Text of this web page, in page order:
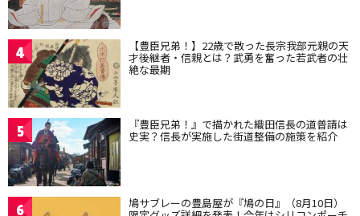
4 【豊臣兄弟！】22歳で散った長宗我部元親の天
才後継者・信親とは？武勇を奮った若武者の壮
絶な最期
5 『豊臣兄弟！』で描かれた織田信長の道普請は
史実？信長が実施した街道整備の施策を紹介
6 鳩サブレーの豊島屋が『鳩の日』（8月10日）